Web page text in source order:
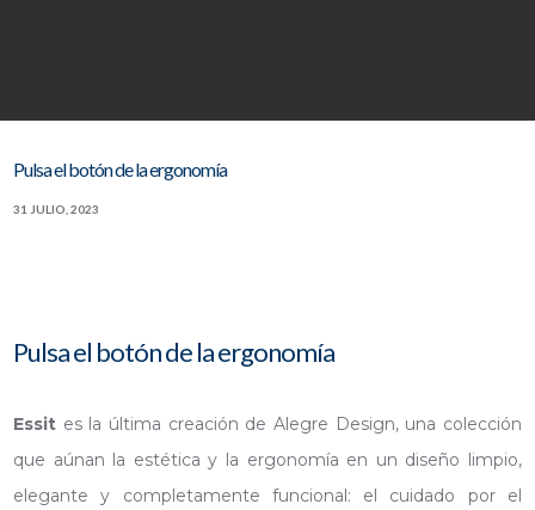
Pulsa el botón de la ergonomía
31 JULIO, 2023
Pulsa el botón de la ergonomía
Essit es la última creación de Alegre Design, una colección
que aúnan la estética y la ergonomía en un diseño limpio,
elegante y completamente funcional: el cuidado por el